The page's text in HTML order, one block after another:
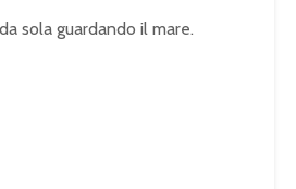
sola guardando il mare.